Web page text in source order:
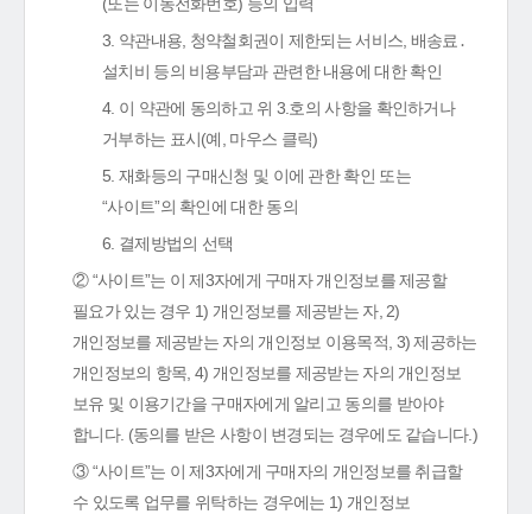
3. 약관내용, 청약철회권이 제한되는 서비스, 배송료․
설치비 등의 비용부담과 관련한 내용에 대한 확인
4. 이 약관에 동의하고 위 3.호의 사항을 확인하거나
거부하는 표시(예, 마우스 클릭)
5. 재화등의 구매신청 및 이에 관한 확인 또는
“사이트”의 확인에 대한 동의
6. 결제방법의 선택
② “사이트”는 이 제3자에게 구매자 개인정보를 제공할
필요가 있는 경우 1) 개인정보를 제공받는 자, 2)
개인정보를 제공받는 자의 개인정보 이용목적, 3) 제공하는
개인정보의 항목, 4) 개인정보를 제공받는 자의 개인정보
보유 및 이용기간을 구매자에게 알리고 동의를 받아야
합니다. (동의를 받은 사항이 변경되는 경우에도 같습니다.)
③ “사이트”는 이 제3자에게 구매자의 개인정보를 취급할
수 있도록 업무를 위탁하는 경우에는 1) 개인정보